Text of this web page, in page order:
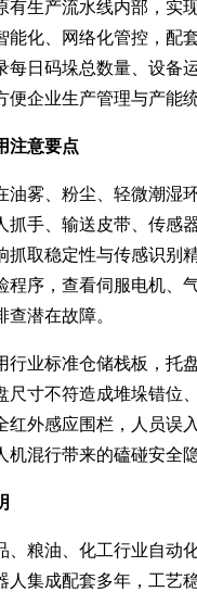
有生产流水线内部，实
能化、网络化管控，配
每日码垛总数量、设备
企业生产管理与产能统
注意要点
油雾、粉尘、轻微潮湿
抓手、输送皮带、传感
抓取稳定性与传感识别
程序，查看伺服电机、
潜在故障。
行业标准仓储栈板，托
尺寸不符造成堆垛错位
红外感应围栏，人员误
机混行带来的磕碰安全隐
、粮油、化工行业自动
人集成配套多年，工艺